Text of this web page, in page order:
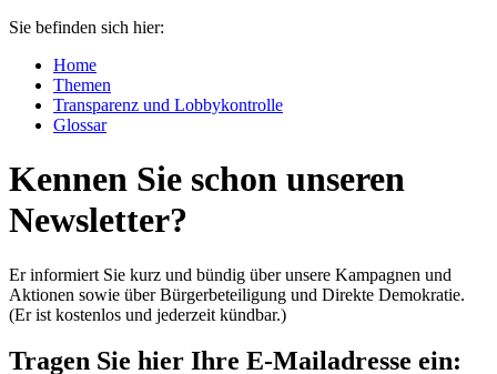
Sie befinden sich hier:
Home
Themen
Transparenz und Lobbykontrolle
Glossar
Kennen Sie schon unseren
Newsletter?
Er informiert Sie kurz und bündig über unsere Kampagnen und
Aktionen sowie über Bürgerbeteiligung und Direkte Demokratie.
(Er ist kostenlos und jederzeit kündbar.)
Tragen Sie hier Ihre E-Mailadresse ein: